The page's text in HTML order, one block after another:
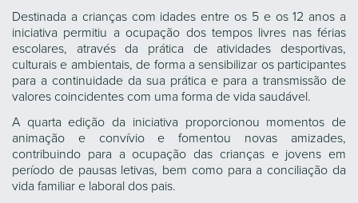
Destinada a crianças com idades entre os 5 e os 12 anos a
iniciativa permitiu a ocupação dos tempos livres nas férias
escolares, através da prática de atividades desportivas,
culturais e ambientais, de forma a sensibilizar os participantes
para a continuidade da sua prática e para a transmissão de
valores coincidentes com uma forma de vida saudável.
A quarta edição da iniciativa proporcionou momentos de
animação e convívio e fomentou novas amizades,
contribuindo para a ocupação das crianças e jovens em
período de pausas letivas, bem como para a conciliação da
vida familiar e laboral dos pais.